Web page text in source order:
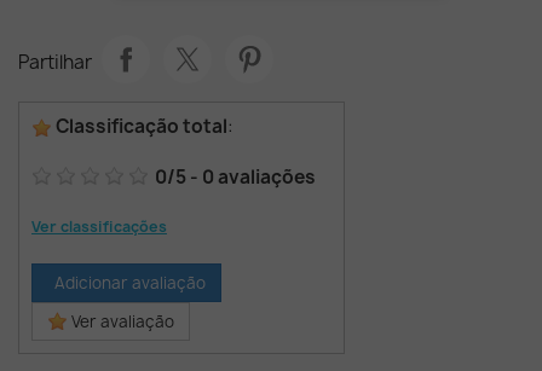
Partilhar
Classificação total:
0/5 - 0 avaliações
Ver classificações
Adicionar avaliação
Ver avaliação